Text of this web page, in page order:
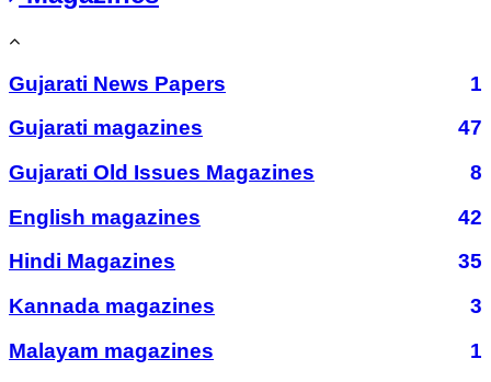
Gujarati News Papers
1
Gujarati magazines
47
Gujarati Old Issues Magazines
8
English magazines
42
Hindi Magazines
35
Kannada magazines
3
Malayam magazines
1